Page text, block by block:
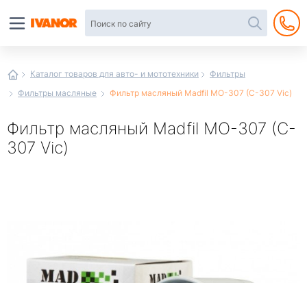
Каталог товаров для авто- и мототехники
Фильтры
Фильтры масляные
Фильтр масляный Madfil MO-307 (C-307 Vic)
Фильтр масляный Madfil MO-307 (C-
307 Vic)
интернет-